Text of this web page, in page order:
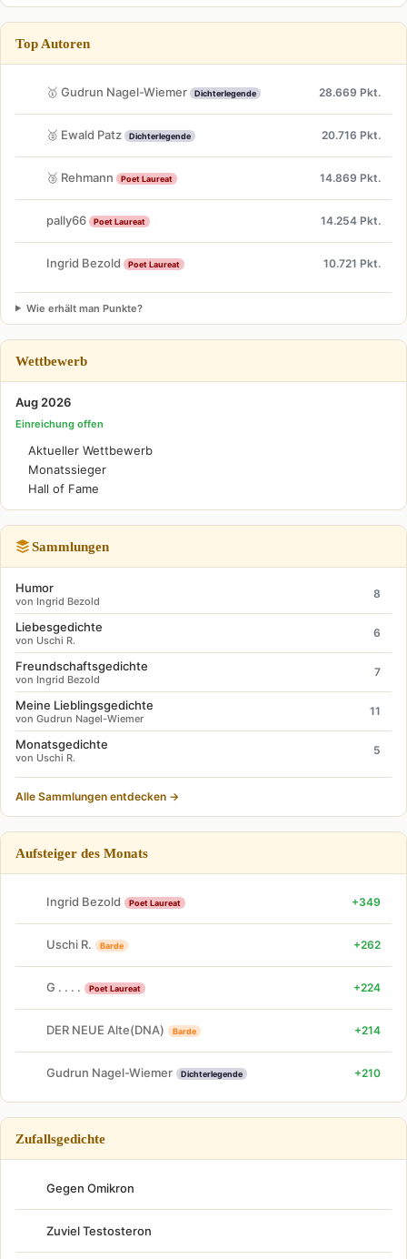
Top Autoren
🥇 Gudrun Nagel-Wiemer Dichterlegende 28.669 Pkt.
🥈 Ewald Patz Dichterlegende 20.716 Pkt.
🥉 Rehmann Poet Laureat 14.869 Pkt.
pally66 Poet Laureat 14.254 Pkt.
Ingrid Bezold Poet Laureat 10.721 Pkt.
Wie erhält man Punkte?
Wettbewerb
Aug 2026
Einreichung offen
Aktueller Wettbewerb
Monatssieger
Hall of Fame
Sammlungen
Humor
von Ingrid Bezold
8
Liebesgedichte
von Uschi R.
6
Freundschaftsgedichte
von Ingrid Bezold
7
Meine Lieblingsgedichte
von Gudrun Nagel-Wiemer
11
Monatsgedichte
von Uschi R.
5
Alle Sammlungen entdecken →
Aufsteiger des Monats
Ingrid Bezold Poet Laureat +349
Uschi R. Barde +262
G . . . . Poet Laureat +224
DER NEUE Alte(DNA) Barde +214
Gudrun Nagel-Wiemer Dichterlegende +210
Zufallsgedichte
Gegen Omikron
Zuviel Testosteron